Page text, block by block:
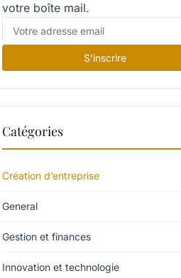
votre boîte mail.
S'inscrire
Catégories
Création d’entreprise
General
Gestion et finances
Innovation et technologie